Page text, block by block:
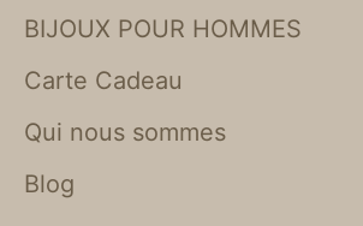
BIJOUX POUR HOMMES
Carte Cadeau
Qui nous sommes
Blog